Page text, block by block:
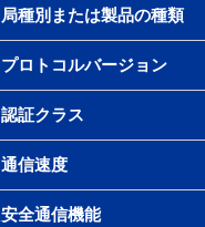
局種別または製品の種類
プロトコルバージョン
認証クラス
通信速度
安全通信機能